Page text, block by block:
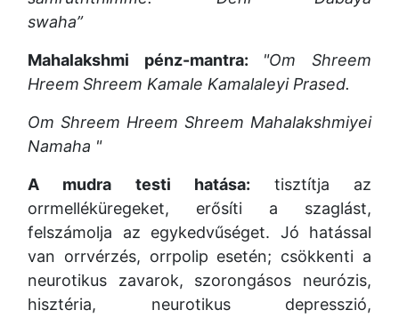
swaha”
Mahalakshmi pénz-mantra: "Om Shreem
Hreem Shreem Kamale Kamalaleyi Prased.
Om Shreem Hreem Shreem Mahalakshmiyei
Namaha "
A mudra testi hatása: tisztítja az
orrmelléküregeket, erősíti a szaglást,
felszámolja az egykedvűséget. Jó hatással
van orrvérzés, orrpolip esetén; csökkenti a
neurotikus zavarok, szorongásos neurózis,
hisztéria, neurotikus depresszió,